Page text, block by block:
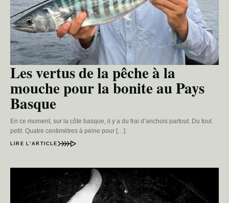
Les vertus de la pêche à la
mouche pour la bonite au Pays
Basque
En ce moment, sur la côte basque, il y a du frai d’anchois partout. Du tout
petit. Quatre centimètres à peine pour […]
LIRE L’ARTICLE